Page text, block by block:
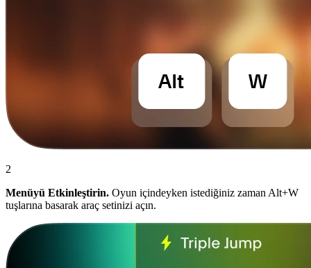
2
Menüyü Etkinleştirin. Oyun içindeyken istediğiniz zaman Alt+W
tuşlarına basarak araç setinizi açın.